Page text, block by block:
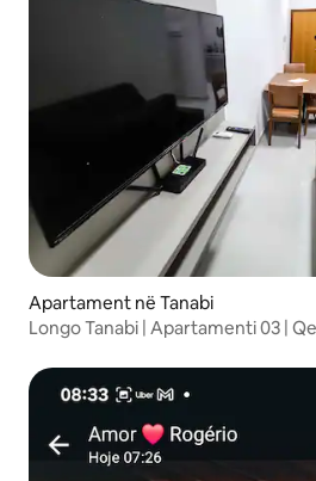
Apartament në Tanabi
Longo Tanabi | Apartamenti 03 |